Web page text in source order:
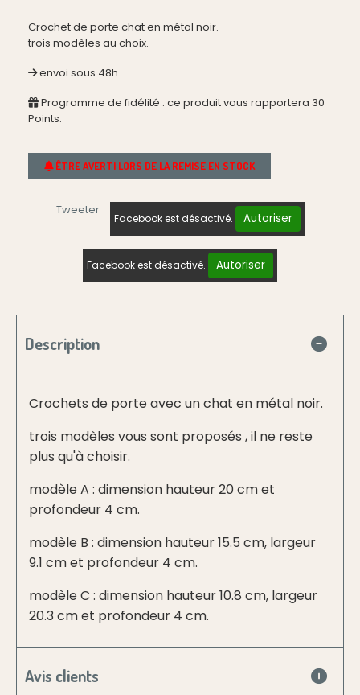
Crochet de porte chat en métal noir.
trois modèles au choix.
envoi sous 48h
Programme de fidélité : ce produit vous rapportera 30
Points.
ÊTRE AVERTI LORS DE LA REMISE EN STOCK
Tweeter
Facebook est désactivé. Autoriser
Facebook est désactivé. Autoriser
Description
Crochets de porte avec un chat en métal noir.
trois modèles vous sont proposés , il ne reste
plus qu'à choisir.
modèle A : dimension hauteur 20 cm et
profondeur 4 cm.
modèle B : dimension hauteur 15.5 cm, largeur
9.1 cm et profondeur 4 cm.
modèle C : dimension hauteur 10.8 cm, largeur
20.3 cm et profondeur 4 cm.
Avis clients